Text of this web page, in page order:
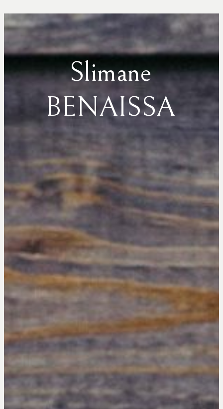
Slimane
BENAISSA